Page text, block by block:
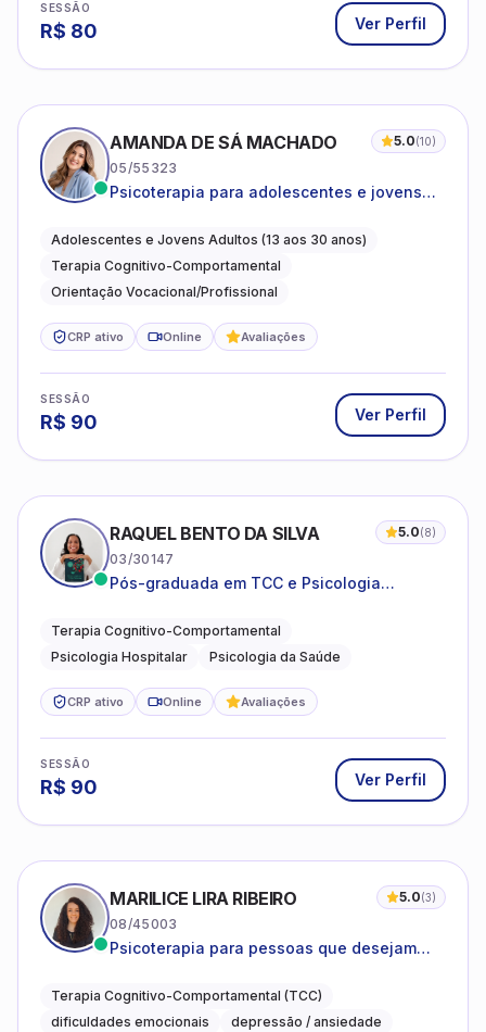
SESSÃO
R$ 80 Ver Perfil
AMANDA DE SÁ MACHADO 5.0(10)
05/55323
Psicoterapia para adolescentes e jovens
autoestima, relações e orientação
profissional
Adolescentes e Jovens Adultos (13 aos 30 anos)
Terapia Cognitivo-Comportamental
Orientação Vocacional/Profissional
CRP ativo Online Avaliações
SESSÃO
R$ 90 Ver Perfil
RAQUEL BENTO DA SILVA 5.0(8)
03/30147
Pós-graduada em TCC e Psicologia
Terapia Cognitivo-Comportamental
Psicologia Hospitalar
Psicologia da Saúde
CRP ativo Online Avaliações
SESSÃO
R$ 90 Ver Perfil
MARILICE LIRA RIBEIRO 5.0(3)
08/45003
Psicoterapia para pessoas que desejam
dificuldades do dia a dia
Terapia Cognitivo-Comportamental (TCC)
dificuldades emocionais
depressão / ansiedade